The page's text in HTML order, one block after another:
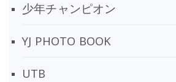
少年チャンピオン
YJ PHOTO BOOK
UTB